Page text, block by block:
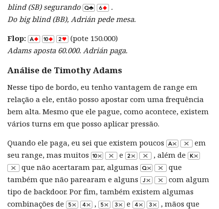
blind (SB) segurando
.
Do big blind (BB), Adrián pede mesa.
Flop:
(pote 150.000)
Adams aposta 60.000. Adrián paga.
Análise de Timothy Adams
Nesse tipo de bordo, eu tenho vantagem de range em
relação a ele, então posso apostar com uma frequência
bem alta. Mesmo que ele pague, como acontece, existem
vários turns em que posso aplicar pressão.
Quando ele paga, eu sei que existem poucos
em
seu range, mas muitos
e
, além de
que não acertaram par, algumas
que
também que não parearam e alguns
com algum
tipo de backdoor. Por fim, também existem algumas
combinações de
, e
, mãos que